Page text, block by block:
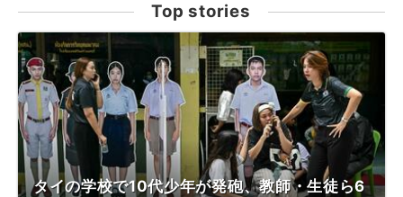
Top stories
タイの学校で10代少年が発砲、教師・生徒ら6